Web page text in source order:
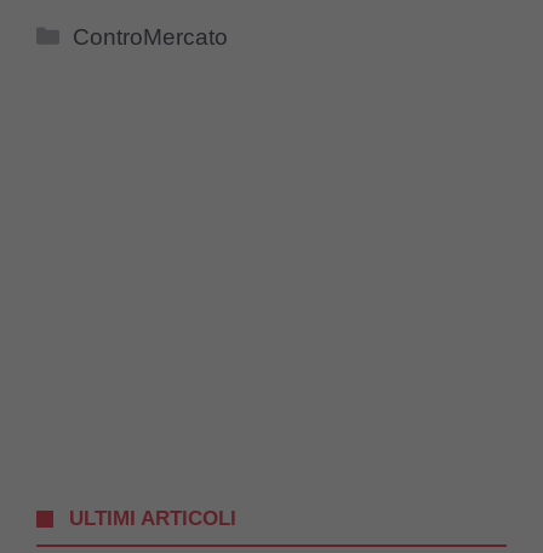
Categorie
ControMercato
ULTIMI ARTICOLI